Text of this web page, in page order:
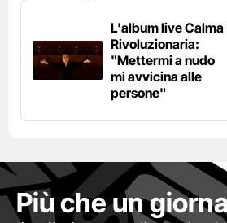
L'album live Calma
Rivoluzionaria:
"Mettermi a nudo
mi avvicina alle
persone"
Più che un